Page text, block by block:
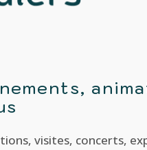
visites, concerts,